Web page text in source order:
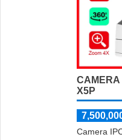
CAMERA
X5P
Camera